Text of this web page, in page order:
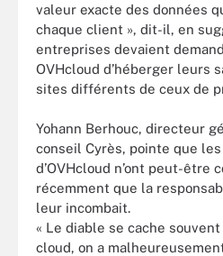
valeur exacte des données
chaque client », dit-il, en
entreprises devaient
OVHcloud d’héberger leurs
sites différents de ceux de
Yohann Berhouc, directeur
conseil Cyrès, pointe que
d’OVHcloud n’ont peut-être
récemment que la
leur incombait.
« Le diable se cache
cloud, on a